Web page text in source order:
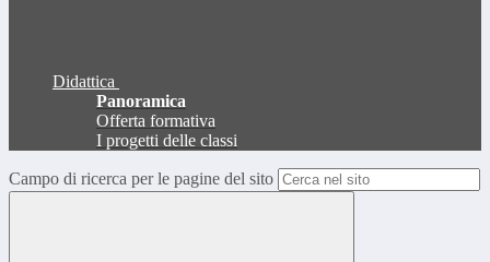
Didattica
Panoramica
Offerta formativa
I progetti delle classi
Campo di ricerca per le pagine del sito